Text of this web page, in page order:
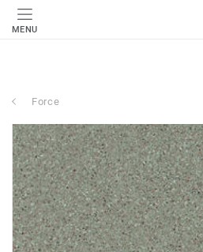
MENU
Force